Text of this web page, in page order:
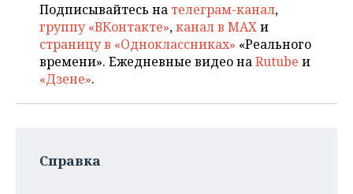
Подписывайтесь на телеграм-канал,
группу «ВКонтакте»,канал в MAXи
страницу в «Одноклассниках» «Реального
времени». Ежедневные видео наRutube и
«Дзене».
Справка